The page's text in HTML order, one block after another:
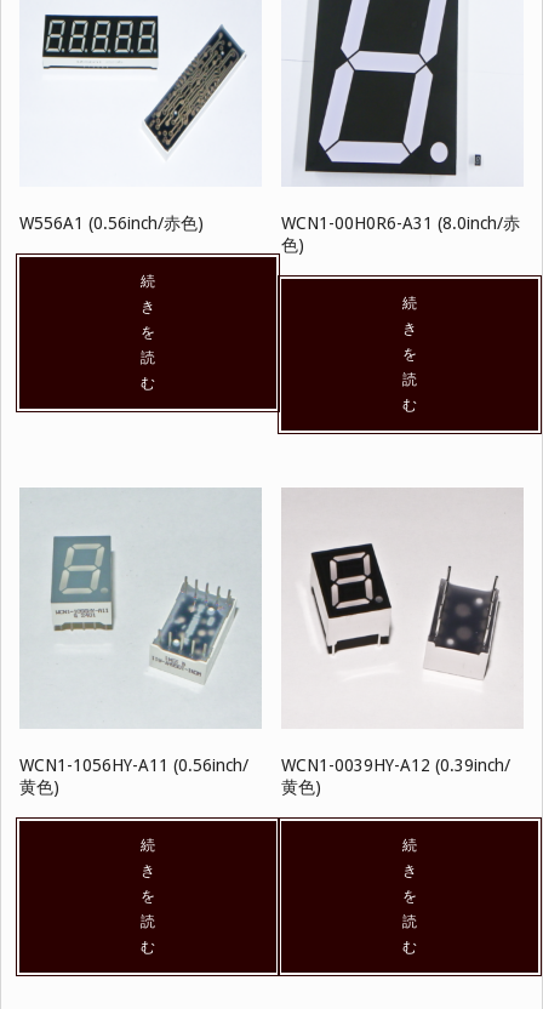
W556A1 (0.56inch/赤色)
続
き
を
読
む
WCN1-00H0R6-A31 (8.0inch/赤
色)
続
き
を
読
む
WCN1-1056HY-A11 (0.56inch/
黄色)
続
き
を
読
む
WCN1-0039HY-A12 (0.39inch/
黄色)
続
き
を
読
む